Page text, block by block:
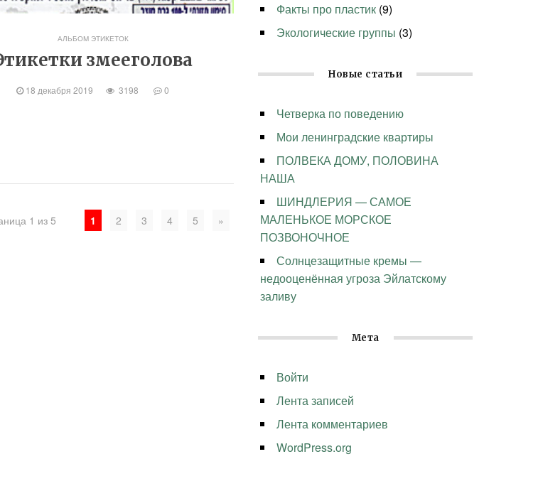
АЛЬБОМ ЭТИКЕТОК
змееголова
18 декабря 2019 3198 0
1 из 5 1 2 3 4 5 »
Факты про пластик (9)
Экологические группы (3)
Новые статьи
Четверка по поведению
Мои ленинградские квартиры
ПОЛВЕКА ДОМУ, ПОЛОВИНА
НАША
ШИНДЛЕРИЯ — САМОЕ
МАЛЕНЬКОЕ МОРСКОЕ
ПОЗВОНОЧНОЕ
Солнцезащитные кремы —
недооценённая угроза Эйлатскому
заливу
Мета
Войти
Лента записей
Лента комментариев
WordPress.org